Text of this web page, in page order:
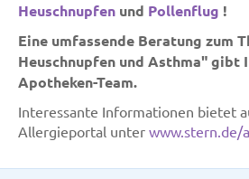
Heuschnupfen und Pollenflug !
Eine umfassende Beratung zum
Heuschnupfen und Asthma" gibt
Apotheken-Team.
Interessante Informationen bietet
Allergieportal unter www.stern.de/